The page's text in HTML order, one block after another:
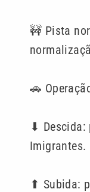
🚧 Pista
🚗
⬇ Descida:
Imigrantes.
⬆ Subida: